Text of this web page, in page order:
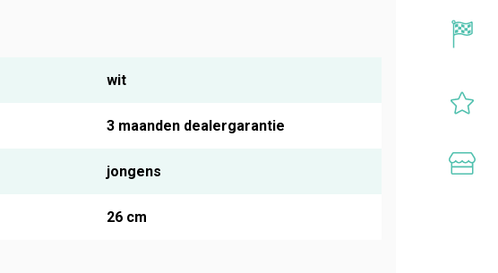
wit
3 maanden dealergarantie
jongens
26 cm